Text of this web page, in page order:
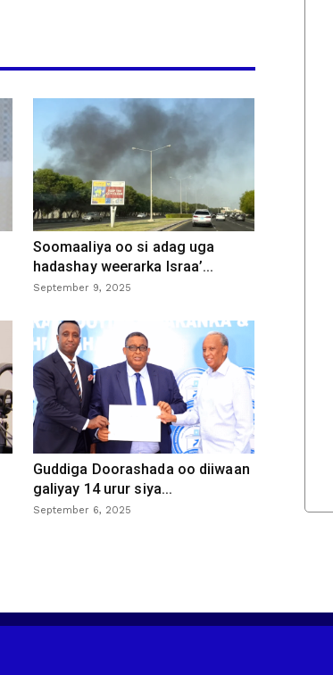
Soomaaliya oo si adag uga
hadashay weerarka Israa’...
September 9, 2025
Guddiga Doorashada oo diiwaan
galiyay 14 urur siya...
September 6, 2025